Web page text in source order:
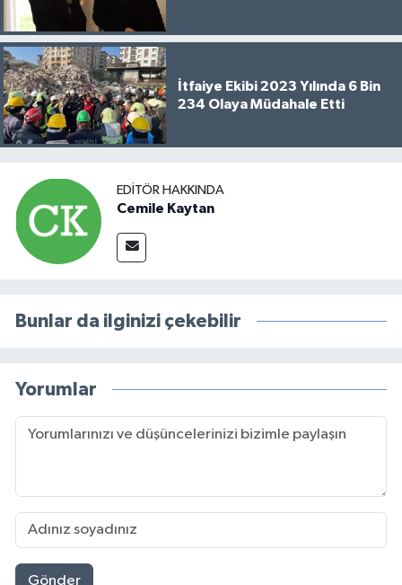
İtfaiye Ekibi 2023 Yılında 6 Bin
234 Olaya Müdahale Etti
EDITÖR HAKKINDA
Cemile Kaytan
Bunlar da ilginizi çekebilir
Yorumlar
Gönder